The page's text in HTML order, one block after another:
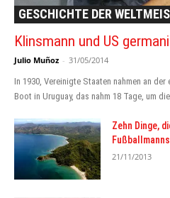
GESCHICHTE DER
Klinsmann und US
Julio Muñoz - 31/05/2014
In 1930, Vereinigte Staaten nahmen an
Boot in Uruguay, das nahm 18 Tage, um
Zehn Dinge,
21/11/2013